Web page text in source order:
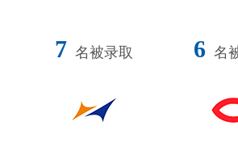
7 名被录取 6 名